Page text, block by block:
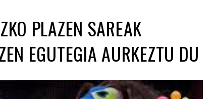
PLAZEN SAREAK
EGUTEGIA AURKEZTU DU